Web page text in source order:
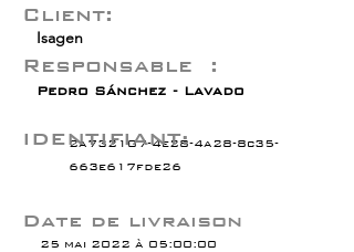
Isagen
Client:
Responsable :
Pedro Sánchez - Lavado
2a732107-4e28-4a28-8c35-
663e617fde26
IDENTIFIANT:
Date de livraison
25 mai 2022 à 05:00:00